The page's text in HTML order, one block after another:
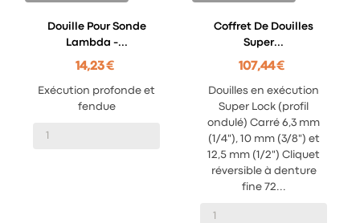
Douille Pour Sonde
Lambda -...
14,23 €
Exécution profonde et
fendue
Coffret De Douilles
Super...
107,44 €
Douilles en exécution
Super Lock (profil
ondulé) Carré 6,3 mm
(1/4"), 10 mm (3/8") et
12,5 mm (1/2") Cliquet
réversible à denture
fine 72...